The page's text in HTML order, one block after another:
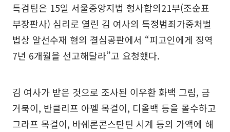
특검팀은 15일 서울중앙지법 형사합의21부(조순표
부장판사) 심리로 열린 김 여사의 특정범죄가중처벌
법상 알선수재 혐의 결심공판에서 “피고인에게 징역
7년 6개월을 선고해달라”고 요청했다.
김 여사가 받은 것으로 조사된 이우환 화백 그림, 금
거북이, 반클리프 아펠 목걸이, 디올백 등을 몰수하고
그라프 목걸이, 바쉐론콘스탄틴 시계 등의 가액에 해